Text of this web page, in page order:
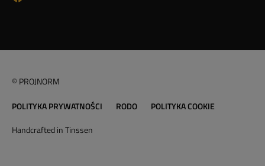
© PROJNORM
POLITYKA PRYWATNOŚCI
RODO
POLITYKA COOKIE
Handcrafted inTinssen